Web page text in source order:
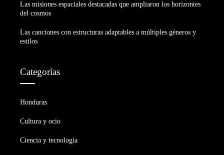
Las misiones espaciales destacadas que ampliaron los horizontes
del cosmos
Las canciones con estructuras adaptables a múltiples géneros y
estilos
Categorías
Honduras
Cultura y ocio
Ciencia y tecnología